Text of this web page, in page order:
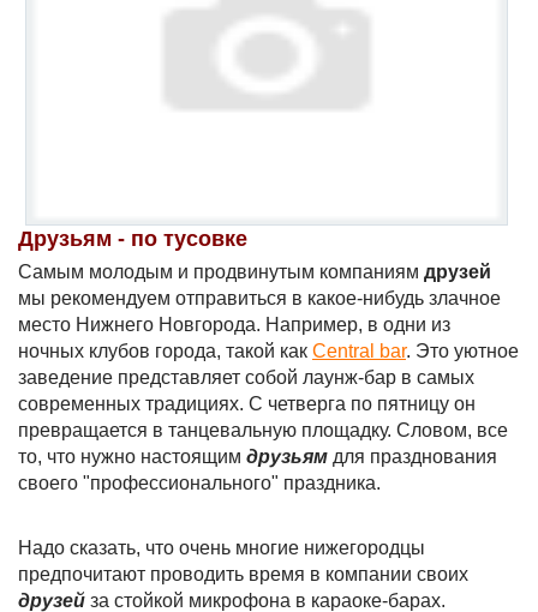
Друзьям - по тусовке
Самым молодым и продвинутым компаниям друзей
мы рекомендуем отправиться в какое-нибудь злачное
место Нижнего Новгорода. Например, в одни из
ночных клубов города, такой как Central bar. Это уютное
заведение представляет собой лаунж-бар в самых
современных традициях. С четверга по пятницу он
превращается в танцевальную площадку. Словом, все
то, что нужно настоящим друзьям для празднования
своего "профессионального" праздника.
Надо сказать, что очень многие нижегородцы
предпочитают проводить время в компании своих
друзей за стойкой микрофона в караоке-барах.